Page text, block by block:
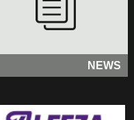
NEWS